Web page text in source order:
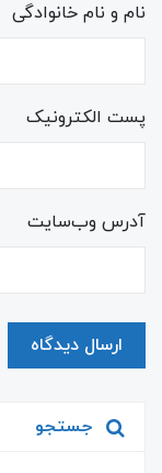
نام و نام خانوادگی
پست الکترونیک
آدرس وب‌سایت
ارسال دیدگاه
جستجو